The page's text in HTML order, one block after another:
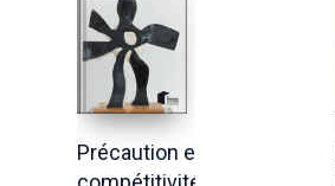
Précaution et